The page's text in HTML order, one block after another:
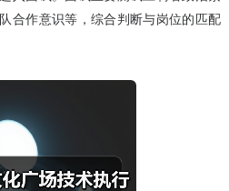
合作意识等，综合判断与岗位的匹配